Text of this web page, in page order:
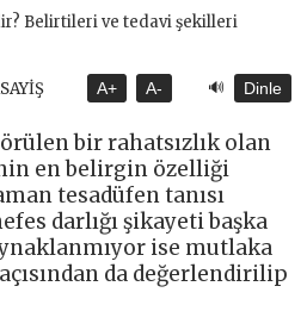
A+ A- 🔊 Dinle
bir rahatsızlık olan
en belirgin özelliği
tesadüfen tanısı
darlığı şikayeti başka
ise mutlaka
da değerlendirilip